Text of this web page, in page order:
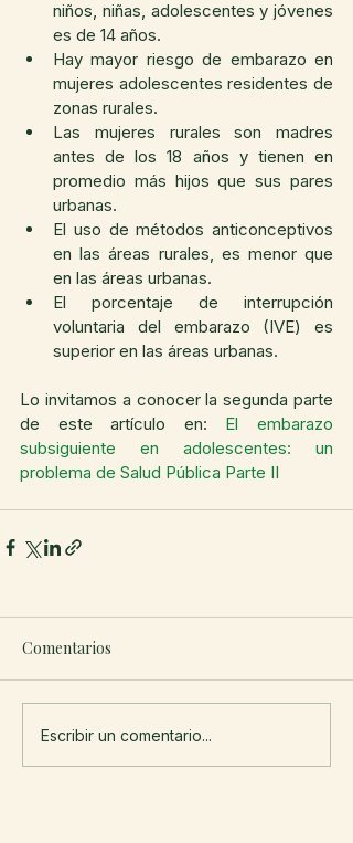
niños, niñas, adolescentes y jóvenes
es de 14 años.
Hay mayor riesgo de embarazo en
mujeres adolescentes residentes de
zonas rurales.
Las mujeres rurales son madres
antes de los 18 años y tienen en
promedio más hijos que sus pares
urbanas.
El uso de métodos anticonceptivos
en las áreas rurales, es menor que
en las áreas urbanas.
El porcentaje de interrupción
voluntaria del embarazo (IVE) es
superior en las áreas urbanas.
Lo invitamos a conocer la segunda parte
de este artículo en: El embarazo
subsiguiente en adolescentes: un
problema de Salud Pública Parte II
Comentarios
Escribir un comentario...